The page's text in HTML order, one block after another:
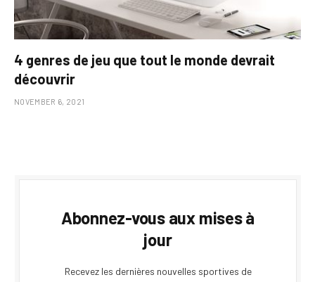
4 genres de jeu que tout le monde devrait
découvrir
NOVEMBER 6, 2021
Abonnez-vous aux mises à
jour
Recevez les dernières nouvelles sportives de